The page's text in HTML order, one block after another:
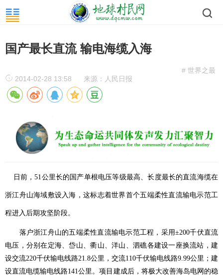
国产最长直流 输电海缆入海
# 世界之最
2014-02-28 13:58
来源：人民日报
日前，51公里长的国产单根电压等级最高、长度最长的直流海缆在
浙江舟山海域敷设入海，这标志着世界首个五端柔性直流输电示范工
程进入后期攻坚阶段。
落户浙江舟山的五端柔性直流输电示范工程，采用±200千伏直流
电压，分别在定海、岱山、衢山、洋山、泗礁各建设一座换流站，建
设交流220千伏输电线路21.8公里，交流110千伏输电线路9.99公里；建
设直流电缆输电线路141公里。项目建成后，将极大改善海岛电网的稳